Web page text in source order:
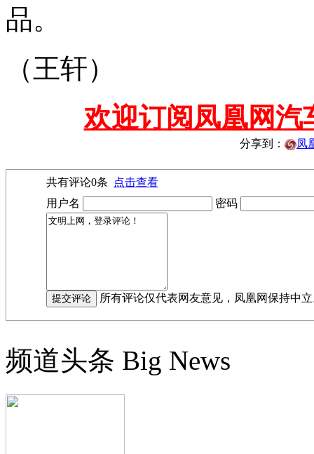
品。
（王轩）
欢迎订阅凤凰网汽
分享到： 凤
共有评论0条
点击查看
用户名
密码
所有评论仅代表网友意见，凤凰网保持中
频道头条 Big News